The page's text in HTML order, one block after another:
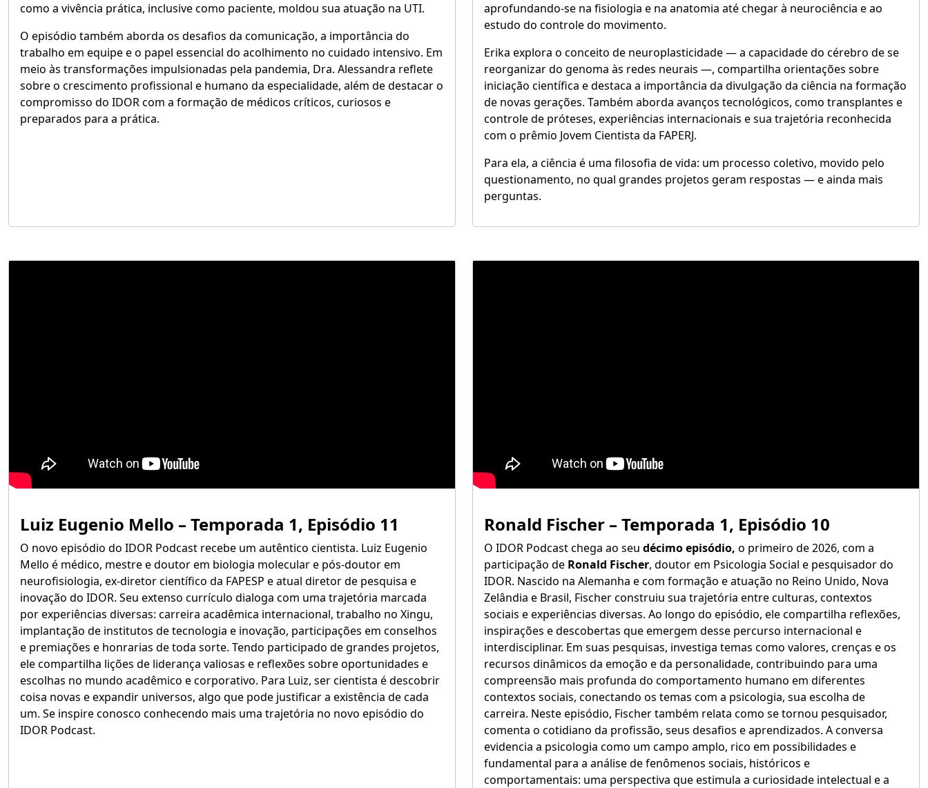
como a vivência prática, inclusive como paciente, moldou sua atuação na UTI.
O episódio também aborda os desafios da comunicação, a importância do
trabalho em equipe e o papel essencial do acolhimento no cuidado intensivo. Em
meio às transformações impulsionadas pela pandemia, Dra. Alessandra reflete
sobre o crescimento profissional e humano da especialidade, além de destacar o
compromisso do IDOR com a formação de médicos críticos, curiosos e
preparados para a prática.
aprofundando-se na fisiologia e na anatomia até chegar à neurociência e ao
estudo do controle do movimento.
Erika explora o conceito de neuroplasticidade — a capacidade do cérebro de se
reorganizar do genoma às redes neurais —, compartilha orientações sobre
iniciação científica e destaca a importância da divulgação da ciência na formação
de novas gerações. Também aborda avanços tecnológicos, como transplantes e
controle de próteses, experiências internacionais e sua trajetória reconhecida
com o prêmio Jovem Cientista da FAPERJ.
Para ela, a ciência é uma filosofia de vida: um processo coletivo, movido pelo
questionamento, no qual grandes projetos geram respostas — e ainda mais
perguntas.
Luiz Eugenio Mello – Temporada 1, Episódio 11
O novo episódio do IDOR Podcast recebe um autêntico cientista. Luiz Eugenio
Mello é médico, mestre e doutor em biologia molecular e pós-doutor em
neurofisiologia, ex-diretor científico da FAPESP e atual diretor de pesquisa e
inovação do IDOR. Seu extenso currículo dialoga com uma trajetória marcada
por experiências diversas: carreira acadêmica internacional, trabalho no Xingu,
implantação de institutos de tecnologia e inovação, participações em conselhos
e premiações e honrarias de toda sorte. Tendo participado de grandes projetos,
ele compartilha lições de liderança valiosas e reflexões sobre oportunidades e
escolhas no mundo acadêmico e corporativo. Para Luiz, ser cientista é descobrir
coisa novas e expandir universos, algo que pode justificar a existência de cada
um. Se inspire conosco conhecendo mais uma trajetória no novo episódio do
IDOR Podcast.
Ronald Fischer – Temporada 1, Episódio 10
O IDOR Podcast chega ao seu décimo episódio, o primeiro de 2026, com a
participação de Ronald Fischer, doutor em Psicologia Social e pesquisador do
IDOR. Nascido na Alemanha e com formação e atuação no Reino Unido, Nova
Zelândia e Brasil, Fischer construiu sua trajetória entre culturas, contextos
sociais e experiências diversas. Ao longo do episódio, ele compartilha reflexões,
inspirações e descobertas que emergem desse percurso internacional e
interdisciplinar. Em suas pesquisas, investiga temas como valores, crenças e os
recursos dinâmicos da emoção e da personalidade, contribuindo para uma
compreensão mais profunda do comportamento humano em diferentes
contextos sociais, conectando os temas com a psicologia, sua escolha de
carreira. Neste episódio, Fischer também relata como se tornou pesquisador,
comenta o cotidiano da profissão, seus desafios e aprendizados. A conversa
evidencia a psicologia como um campo amplo, rico em possibilidades e
fundamental para a análise de fenômenos sociais, históricos e
comportamentais: uma perspectiva que estimula a curiosidade intelectual e a